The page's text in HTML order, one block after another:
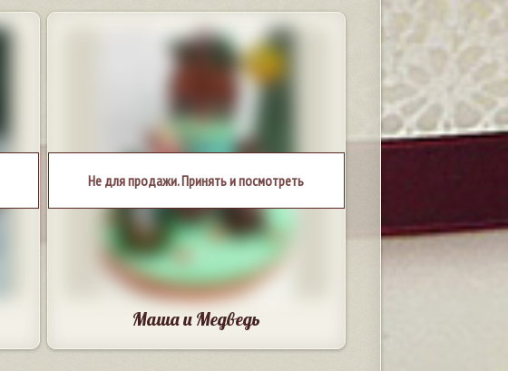
Не для продажи. Принять и посмотреть
Маша и Медведь